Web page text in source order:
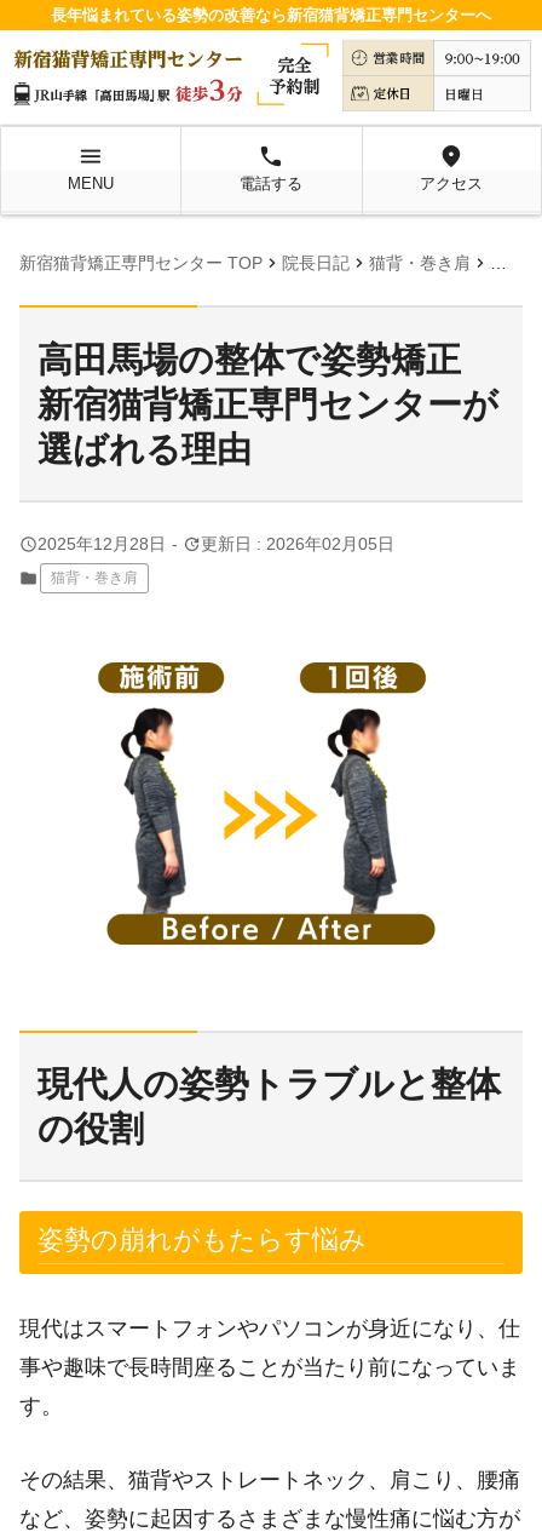
長年悩まれている姿勢の改善なら新宿猫背矯正専門センターへ
menu
MENU
local_phone
電話する
location_on
アクセス
新宿猫背矯正専門センター TOP chevron_right 院長日記 chevron_right 猫背・巻き肩 chevron_right
高田馬場の整体で姿勢矯正
新宿猫背矯正専門センターが
選ばれる理由
query_builder2025年12月28日 - update更新日 : 2026年02月05日
folder
猫背・巻き肩
現代人の姿勢トラブルと整体
の役割
姿勢の崩れがもたらす悩み
現代はスマートフォンやパソコンが身近になり、仕
事や趣味で長時間座ることが当たり前になっていま
す。
その結果、猫背やストレートネック、肩こり、腰痛
など、姿勢に起因するさまざまな慢性痛に悩む方が